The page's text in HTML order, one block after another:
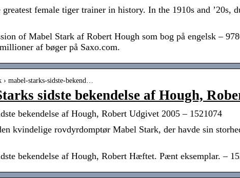
female tiger trainer in history. In the 1910s and ’20s,
of Mabel Stark af Robert Hough som bog på engelsk –
af bøger på Saxo.com.
mabel-starks-sidste-bekend…
sidste bekendelse af Hough,
bekendelse af Hough, Robert Udgivet 2005 – 1521074
kvindelige rovdyrdomptør Mabel Stark, der havde sin
bekendelse af Hough, Robert Hæftet. Pænt eksemplar. –